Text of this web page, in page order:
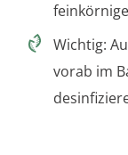
Wichtig:
vorab im